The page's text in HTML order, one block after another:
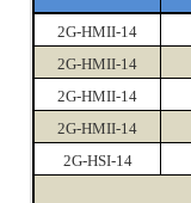
2G-HMII-14
2G-HMII-14
2G-HMII-14
2G-HMII-14
2G-HSI-14